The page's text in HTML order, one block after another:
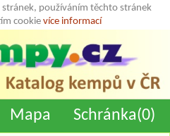
používáním těchto stránek
cookie více informací
Mapa Schránka(0)